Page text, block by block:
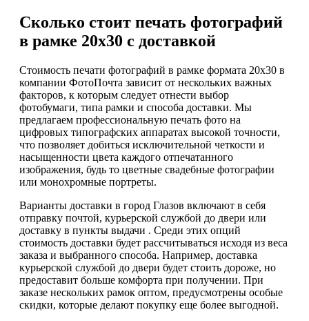
Сколько стоит печать фотографий
в рамке 20х30 с доставкой
Стоимость печати фотографий в рамке формата 20х30 в
компании ФотоПочта зависит от нескольких важных
факторов, к которым следует отнести выбор
фотобумаги, типа рамки и способа доставки. Мы
предлагаем профессиональную печать фото на
цифровых типографских аппаратах высокой точности,
что позволяет добиться исключительной четкости и
насыщенности цвета каждого отпечатанного
изображения, будь то цветные свадебные фотографии
или монохромные портреты.
Варианты доставки в город Глазов включают в себя
отправку почтой, курьерской службой до двери или
доставку в пункты выдачи . Среди этих опций
стоимость доставки будет рассчитываться исходя из веса
заказа и выбранного способа. Например, доставка
курьерской службой до двери будет стоить дороже, но
предоставит больше комфорта при получении. При
заказе нескольких рамок оптом, предусмотрены особые
скидки, которые делают покупку еще более выгодной.